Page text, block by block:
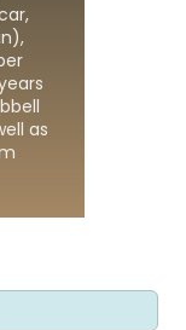
as